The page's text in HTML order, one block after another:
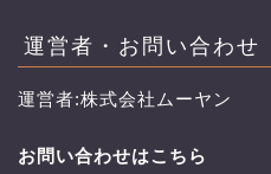
運営者・お問い合わせ
運営者:株式会社ムーヤン
お問い合わせはこちら